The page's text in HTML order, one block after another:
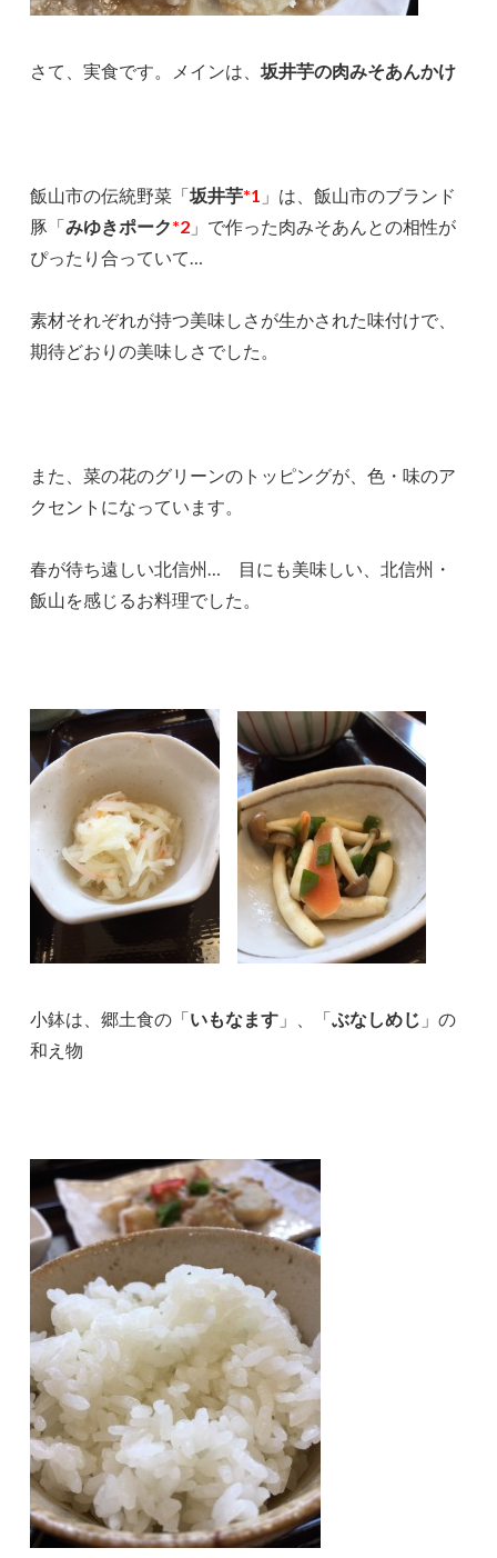
さて、実食です。メインは、坂井芋の肉みそあんかけ
飯山市の伝統野菜「坂井芋*1 」は、飯山市のブランド
豚「みゆきポーク*2 」で作った肉みそあんとの相性が
ぴったり合っていて…
素材それぞれが持つ美味しさが生かされた味付けで、
期待どおりの美味しさでした。
また、菜の花のグリーンのトッピングが、色・味のア
クセントになっています。
春が待ち遠しい北信州… 目にも美味しい、北信州・
飯山を感じるお料理でした。
小鉢は、郷土食の「いもなます 」、「ぶなしめじ 」の
和え物